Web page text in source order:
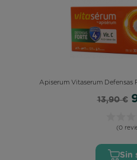
Apiserum Vitaserum Defensas
13,90 €
(0
Sin